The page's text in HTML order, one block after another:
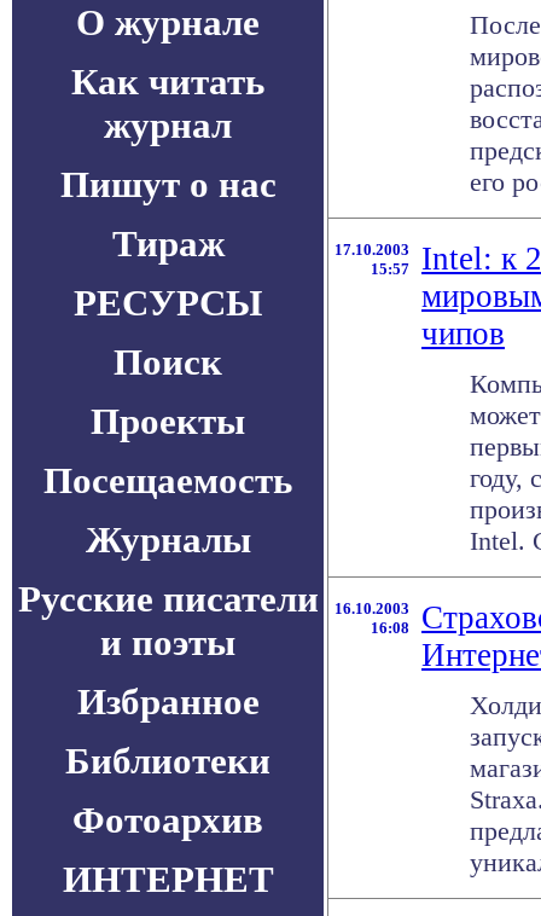
О журнале
Как читать
журнал
Пишут о нас
Тираж
РЕСУРСЫ
Поиск
Проекты
Посещаемость
Журналы
Русские писатели
и поэты
Избранное
Библиотеки
Фотоархив
ИНТЕРНЕТ
его
17.10.2003
15:57
Intel: к
чипов
году,
Intel.
16.10.2003
16:08